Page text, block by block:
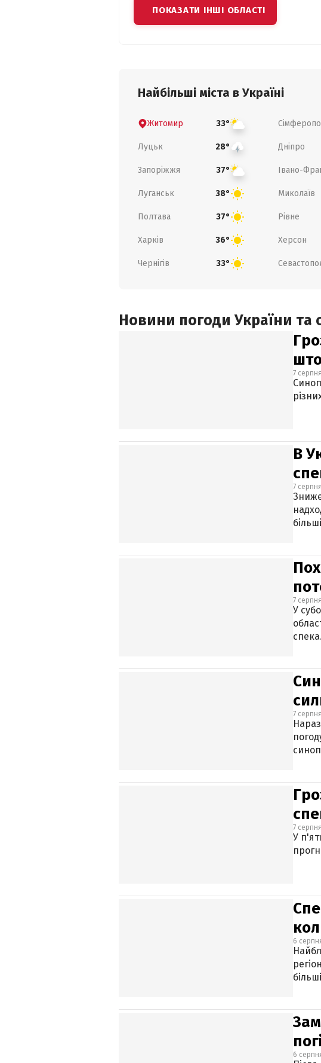
ПОКАЗАТИ ІНШІ ОБЛАСТІ
Найбільші міста в Україні
Житомир 33°
Луцьк 28° Дніпро
Запоріжжя 37° Івано-
Луганськ 38° Миколаїв
Полтава 37° Рівне
Харків 36° Херсон
Чернігів 33°
Новини погоди України та
7
В
7
7
У
спека.
7
7
У
6
6